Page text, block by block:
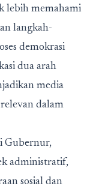
lebih memahami
langkah-
demokrasi
dua arah
media
dalam
Gubernur,
administratif,
sosial dan